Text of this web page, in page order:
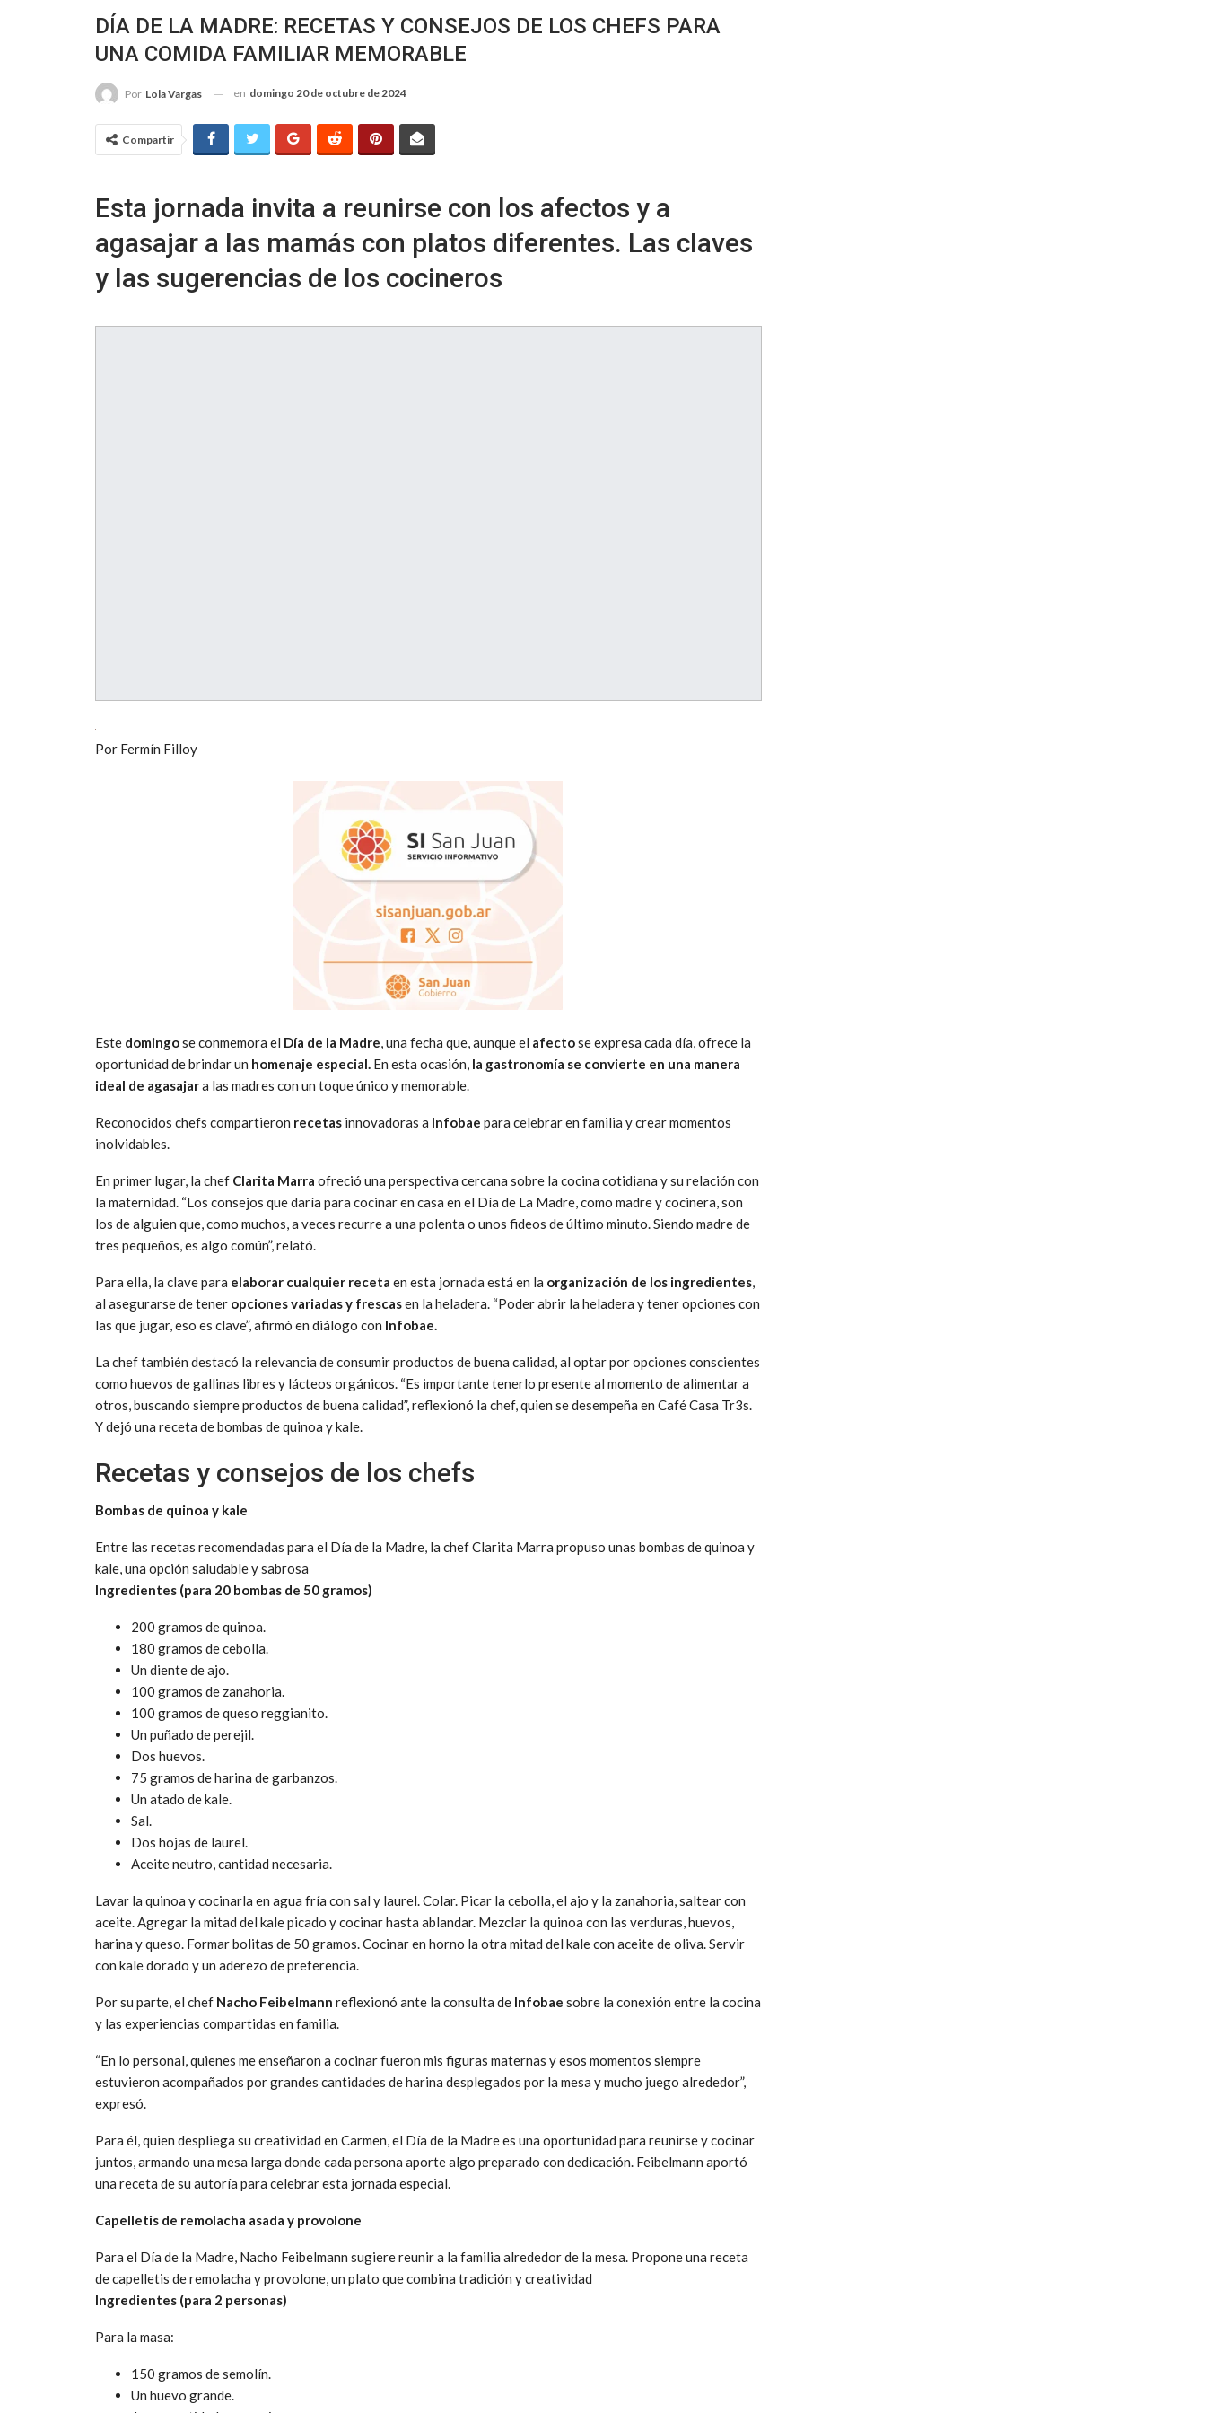
DÍA DE LA MADRE: RECETAS Y CONSEJOS DE LOS CHEFS PARA
UNA COMIDA FAMILIAR MEMORABLE
Por Lola Vargas en domingo 20 de octubre de 2024
Compartir
Esta jornada invita a reunirse con los afectos y a
agasajar a las mamás con platos diferentes. Las claves
y las sugerencias de los cocineros
Por Fermín Filloy
Este domingose conmemora el Día de la Madre, una fecha que, aunque el afectose expresa cada día, ofrece la
oportunidad de brindar un homenaje especial. En esta ocasión, la gastronomía se convierte en una manera
ideal de agasajara las madres con un toque único y memorable.
Reconocidos chefs compartieron recetas innovadoras a Infobae para celebrar en familia y crear momentos
inolvidables.
En primer lugar, la chef Clarita Marra ofreció una perspectiva cercana sobre la cocina cotidiana y su relación con
la maternidad. “Los consejos que daría para cocinar en casa en el Día de La Madre, como madre y cocinera, son
los de alguien que, como muchos, a veces recurre a una polenta o unos fideos de último minuto. Siendo madre de
tres pequeños, es algo común”, relató.
Para ella, la clave para elaborar cualquier receta en esta jornada está en la organización de los ingredientes,
al asegurarse de tener opciones variadas y frescasen la heladera. “Poder abrir la heladera y tener opciones con
las que jugar, eso es clave”, afirmó en diálogo con Infobae.
La chef también destacó la relevancia de consumir productos de buena calidad, al optar por opciones conscientes
como huevos de gallinas libres y lácteos orgánicos. “Es importante tenerlo presente al momento de alimentar a
otros, buscando siempre productos de buena calidad”, reflexionó la chef, quien se desempeña en Café Casa Tr3s.
Y dejó una receta de bombas de quinoa y kale.
Recetas y consejos de los chefs
Bombas de quinoa y kale
Entre las recetas recomendadas para el Día de la Madre, la chef Clarita Marra propuso unas bombas de quinoa y
kale, una opción saludable y sabrosa
Ingredientes (para 20 bombas de 50 gramos)
200 gramos de quinoa.
180 gramos de cebolla.
Un diente de ajo.
100 gramos de zanahoria.
100 gramos de queso reggianito.
Un puñado de perejil.
Dos huevos.
75 gramos de harina de garbanzos.
Un atado de kale.
Sal.
Dos hojas de laurel.
Aceite neutro, cantidad necesaria.
Lavar la quinoa y cocinarla en agua fría con sal y laurel. Colar. Picar la cebolla, el ajo y la zanahoria, saltear con
aceite. Agregar la mitad del kale picado y cocinar hasta ablandar. Mezclar la quinoa con las verduras, huevos,
harina y queso. Formar bolitas de 50 gramos. Cocinar en horno la otra mitad del kale con aceite de oliva. Servir
con kale dorado y un aderezo de preferencia.
Por su parte, el chef Nacho Feibelmann reflexionó ante la consulta de Infobae sobre la conexión entre la cocina
y las experiencias compartidas en familia.
“En lo personal, quienes me enseñaron a cocinar fueron mis figuras maternas y esos momentos siempre
estuvieron acompañados por grandes cantidades de harina desplegados por la mesa y mucho juego alrededor”,
expresó.
Para él, quien despliega su creatividad en Carmen, el Día de la Madre es una oportunidad para reunirse y cocinar
juntos, armando una mesa larga donde cada persona aporte algo preparado con dedicación. Feibelmann aportó
una receta de su autoría para celebrar esta jornada especial.
Capelletis de remolacha asada y provolone
Para el Día de la Madre, Nacho Feibelmann sugiere reunir a la familia alrededor de la mesa. Propone una receta
de capelletis de remolacha y provolone, un plato que combina tradición y creatividad
Ingredientes (para 2 personas)
Para la masa:
150 gramos de semolín.
Un huevo grande.